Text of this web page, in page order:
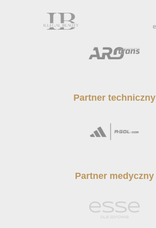
Partner techniczny
Partner medyczny